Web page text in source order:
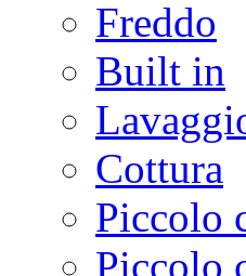
Freddo
Built in
Cottura
Piccolo
Piccolo